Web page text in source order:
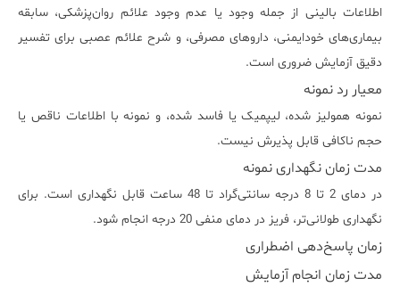
اطلاعات بالینی از جمله وجود یا عدم وجود علائم روان‌پزشکی، سابقه
بیماری‌های خودایمنی، داروهای مصرفی، و شرح علائم عصبی برای تفسیر
دقیق آزمایش ضروری است.
معیار رد نمونه
نمونه همولیز شده، لیپمیک یا فاسد شده، و نمونه با اطلاعات ناقص یا
حجم ناکافی قابل پذیرش نیست.
مدت زمان نگهداری نمونه
در دمای 2 تا 8 درجه سانتی‌گراد تا 48 ساعت قابل نگهداری است. برای
نگهداری طولانی‌تر، فریز در دمای منفی 20 درجه انجام شود.
زمان پاسخ‌دهی اضطراری
مدت زمان انجام آزمایش